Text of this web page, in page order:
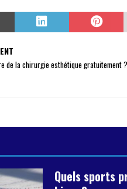
de la chirurgie esthétique gratuitement ?
Quels sports